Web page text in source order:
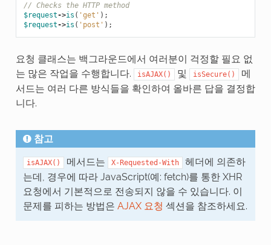
// Checks the HTTP method
$request->is ( 'get' );
$request->is ( 'post' );
요청 클래스는 백그라운드에서 여러분이 걱정할 필요 없
는 많은 작업을 수행합니다.
isAJAX() 및 isSecure()
메
서드는 여러 다른 방식들을 확인하여 올바른 답을 결정합
니다.
참고
isAJAX() 메서드는 X-Requested-With
헤더에 의존하
는데, 경우에 따라 JavaScript(예: fetch)를 통한 XHR
요청에서 기본적으로 전송되지 않을 수 있습니다. 이
문제를 피하는 방법은 AJAX 요청 섹션을 참조하세요.